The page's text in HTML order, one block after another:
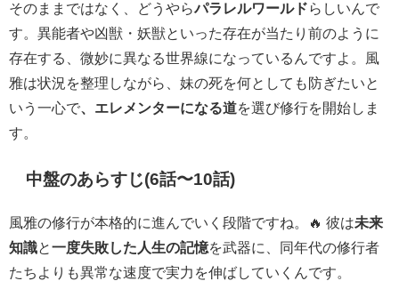
そのままではなく、どうやらパラレルワールドらしいんで
す。異能者や凶獣・妖獣といった存在が当たり前のように
存在する、微妙に異なる世界線になっているんですよ。風
雅は状況を整理しながら、妹の死を何としても防ぎたいと
いう一心で、エレメンターになる道を選び修行を開始しま
す。
中盤のあらすじ(6話〜10話)
風雅の修行が本格的に進んでいく段階ですね。🔥 彼は未来
知識と一度失敗した人生の記憶を武器に、同年代の修行者
たちよりも異常な速度で実力を伸ばしていくんです。